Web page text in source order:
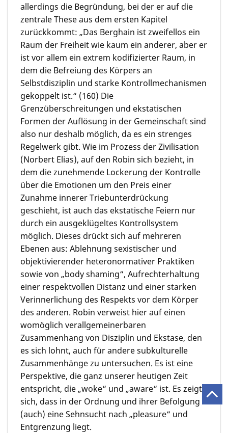
allerdings die Begründung, bei der er auf die
zentrale These aus dem ersten Kapitel
zurückkommt: „Das Berghain ist zweifellos ein
Raum der Freiheit wie kaum ein anderer, aber er
ist vor allem ein extrem kodifizierter Raum, in
dem die Befreiung des Körpers an
Selbstdisziplin und starke Kontrollmechanismen
gekoppelt ist.“ (160) Die
Grenzüberschreitungen und ekstatischen
Formen der Auflösung in der Gemeinschaft sind
also nur deshalb möglich, da es ein strenges
Regelwerk gibt. Wie im Prozess der Zivilisation
(Norbert Elias), auf den Robin sich bezieht, in
dem die zunehmende Lockerung der Kontrolle
über die Emotionen um den Preis einer
Zunahme innerer Triebunterdrückung
geschieht, ist auch das ekstatische Feiern nur
durch ein ausgeklügeltes Kontrollsystem
möglich. Dieses drückt sich auf mehreren
Ebenen aus: Ablehnung sexistischer und
objektivierender heteronormativer Praktiken
sowie von „body shaming“, Aufrechterhaltung
einer respektvollen Distanz und einer starken
Verinnerlichung des Respekts vor dem Körper
des anderen. Robin verweist hier auf einen
womöglich verallgemeinerbaren
Zusammenhang von Disziplin und Ekstase, den
es sich lohnt, auch für andere subkulturelle
Zusammenhänge zu untersuchen. Es ist eine
Perspektive, die ganz unserer heutigen Zeit
entspricht, die „woke“ und „aware“ ist. Es zeigt
sich, dass in der Ordnung und ihrer Befolgung
(auch) eine Sehnsucht nach „pleasure“ und
Entgrenzung liegt.